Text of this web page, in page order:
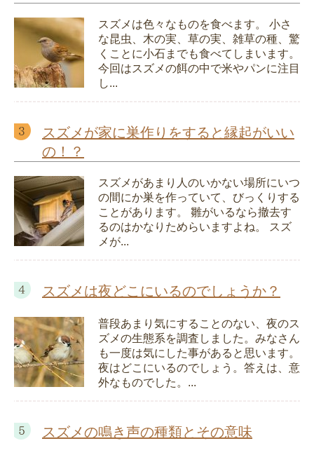
スズメは色々なものを食べます。 小さ
な昆虫、木の実、草の実、雑草の種、驚
くことに小石までも食べてしまいます。
今回はスズメの餌の中で米やパンに注目
し...
スズメが家に巣作りをすると縁起がいい
の！？
スズメがあまり人のいかない場所にいつ
の間にか巣を作っていて、びっくりする
ことがあります。 雛がいるなら撤去す
るのはかなりためらいますよね。 スズ
メが...
スズメは夜どこにいるのでしょうか？
普段あまり気にすることのない、夜のス
ズメの生態系を調査しました。みなさん
も一度は気にした事があると思います。
夜はどこにいるのでしょう。答えは、意
外なものでした。...
スズメの鳴き声の種類とその意味